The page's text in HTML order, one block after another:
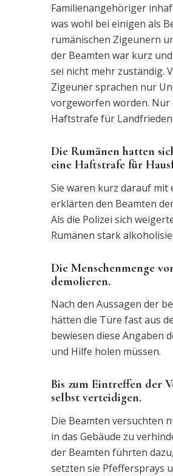
Familienangehöriger
was wohl bei einigen als
rumänischen Zigeunern
der Beamten war kurz
sei nicht mehr zuständig.
Zigeuner sprachen nur
vorgeworfen worden. Nur
Haftstrafe für
Die Rumänen hatten
eine Haftstrafe für
Sie waren kurz darauf mit
erklärten den Beamten
Als die Polizei sich
Rumänen stark
Die Menschenmenge
demolieren.
Nach den Aussagen der
hätten die Türe fast aus
bewiesen diese Angaben
und Hilfe holen müssen.
Bis zum Eintreffen der
selbst verteidigen.
Die Beamten versuchten
in das Gebäude zu
der Beamten führten
setzten sie Pfeffersprays